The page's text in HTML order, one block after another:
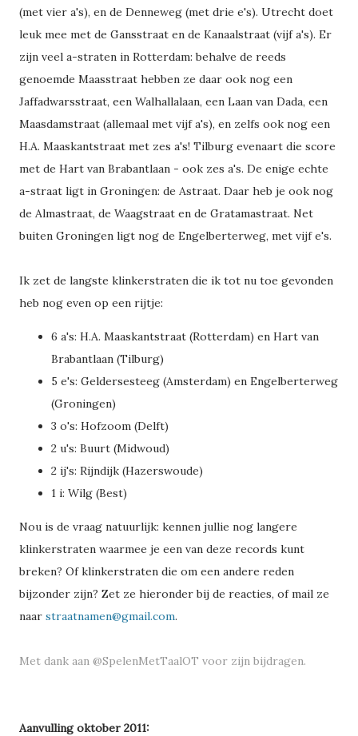
(met vier a's), en de Denneweg (met drie e's). Utrecht doet
leuk mee met de Gansstraat en de Kanaalstraat (vijf a's). Er
zijn veel a-straten in Rotterdam: behalve de reeds
genoemde Maasstraat hebben ze daar ook nog een
Jaffadwarsstraat, een Walhallalaan, een Laan van Dada, een
Maasdamstraat (allemaal met vijf a's), en zelfs ook nog een
H.A. Maaskantstraat met zes a's! Tilburg evenaart die score
met de Hart van Brabantlaan - ook zes a's. De enige echte
a-straat ligt in Groningen: de Astraat. Daar heb je ook nog
de Almastraat, de Waagstraat en de Gratamastraat. Net
buiten Groningen ligt nog de Engelberterweg, met vijf e's.
Ik zet de langste klinkerstraten die ik tot nu toe gevonden
heb nog even op een rijtje:
6 a's: H.A. Maaskantstraat (Rotterdam) en Hart van
Brabantlaan (Tilburg)
5 e's: Geldersesteeg (Amsterdam) en Engelberterweg
(Groningen)
3 o's: Hofzoom (Delft)
2 u's: Buurt (Midwoud)
2 ij's: Rijndijk (Hazerswoude)
1 i: Wilg (Best)
Nou is de vraag natuurlijk: kennen jullie nog langere
klinkerstraten waarmee je een van deze records kunt
breken? Of klinkerstraten die om een andere reden
bijzonder zijn? Zet ze hieronder bij de reacties, of mail ze
naar straatnamen@gmail.com.
Met dank aan @SpelenMetTaalOT voor zijn bijdragen.
Aanvulling oktober 2011: